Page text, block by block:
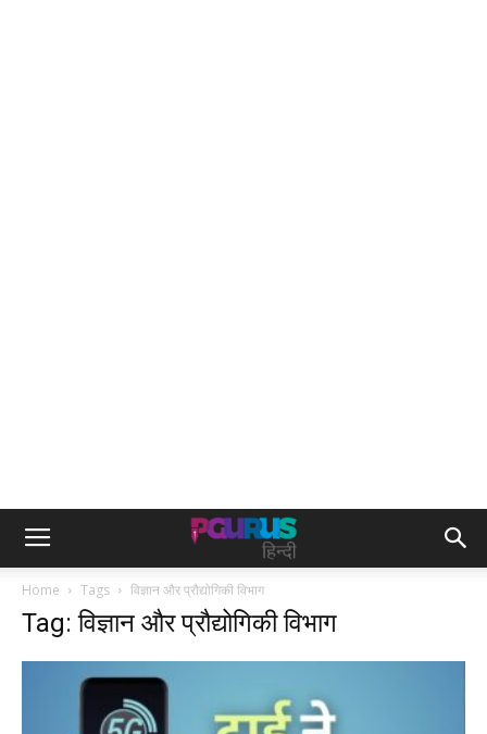
Home Tags विज्ञान और प्रौद्योगिकी विभाग
Tag: विज्ञान और प्रौद्योगिकी विभाग